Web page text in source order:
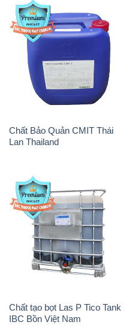
Chất Bảo Quản CMIT Thái
Lan Thailand
Chất tạo bọt Las P Tico Tank
IBC Bồn Việt Nam